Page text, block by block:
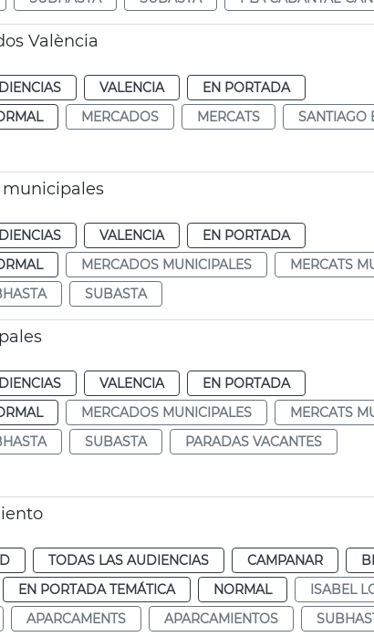
València
VALENCIA
EN PORTADA
MERCADOS MERCATS
SANTIAGO
municipales
VALENCIA
EN PORTADA
MERCADOS MUNICIPALES
MERCATS
SUBASTA
VALENCIA
EN PORTADA
MERCADOS MUNICIPALES
MERCATS
SUBASTA
PARADAS VACANTES
TODAS LAS AUDIENCIAS CAMPANAR
EN PORTADA TEMÁTICA NORMAL
ISABEL
APARCAMENTS APARCAMIENTOS